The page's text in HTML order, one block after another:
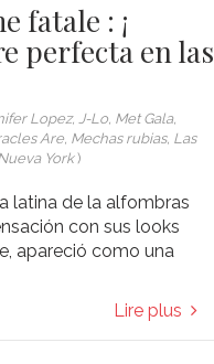
fatale : ¡
perfecta en las
Lopez, J-Lo, Met Gala,
Are, Mechas rubias, Las
York)
latina de la alfombras
con sus looks
apareció como una
Lire plus